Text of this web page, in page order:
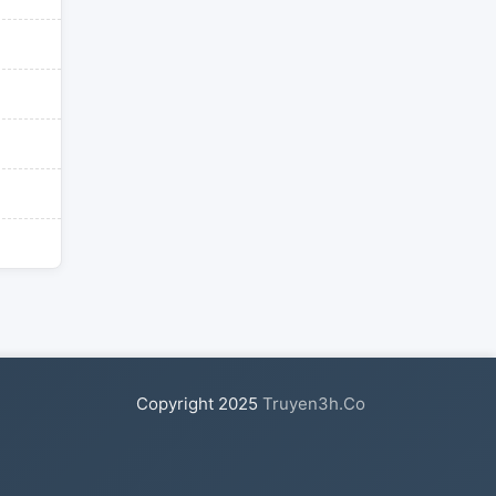
Copyright 2025 Truyen3h.Co